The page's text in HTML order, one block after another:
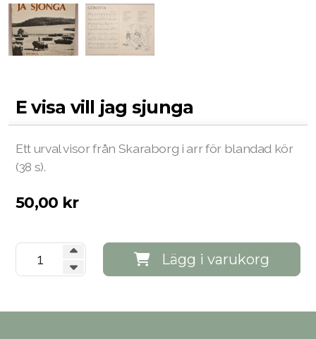
E visa vill jag sjunga
Ett urval visor från Skaraborg i arr för blandad kör
(38 s).
50,00 kr
Lägg i varukorg